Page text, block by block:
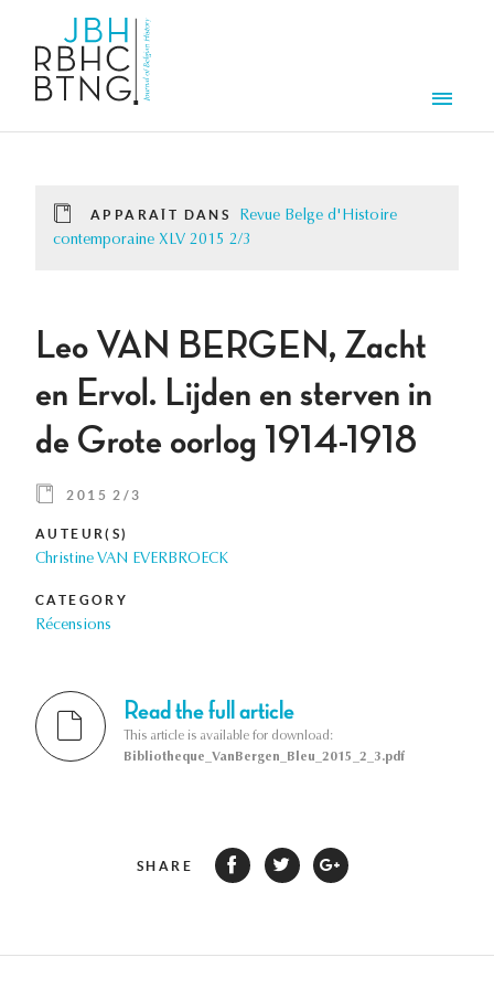
APPARAÎT DANS
Revue Belge d'Histoire
contemporaine XLV 2015 2/3
Leo VAN BERGEN, Zacht
en Ervol. Lijden en sterven in
de Grote oorlog 1914-1918
2015 2/3
AUTEUR(S)
Christine VAN EVERBROECK
CATEGORY
Récensions
Read the full article
This article is available for download:
Bibliotheque_VanBergen_Bleu_2015_2_3.pdf
SHARE